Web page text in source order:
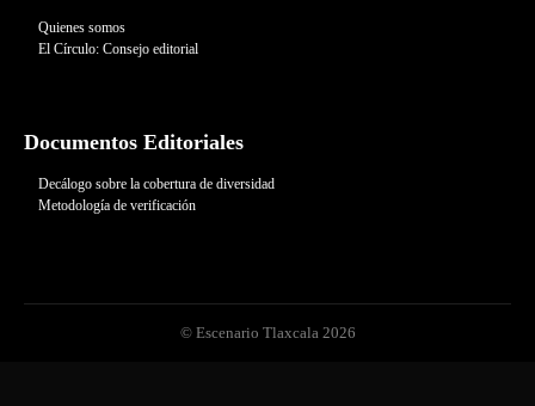
Quienes somos
El Círculo: Consejo editorial
Documentos Editoriales
Decálogo sobre la cobertura de diversidad
Metodología de verificación
© Escenario Tlaxcala 2026